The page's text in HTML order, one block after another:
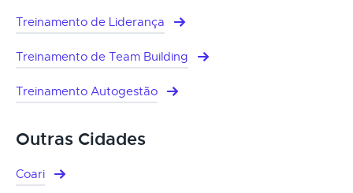
Treinamento de Liderança
Treinamento de Team Building
Treinamento Autogestão
Outras Cidades
Coari